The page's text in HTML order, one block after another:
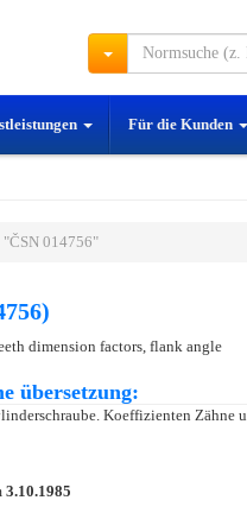
Für die Kunden
"ČSN 014756"
dimension factors, flank angle
übersetzung:
Koeffizienten Zähne
3.10.1985